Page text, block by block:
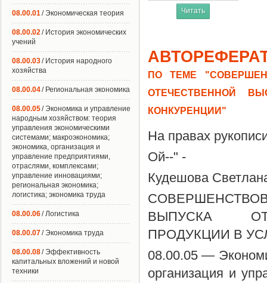
Читать
ПО ТЕМЕ
ОТЕЧЕСТВЕННОЙ
КОНКУРЕНЦИИ"
На правах
Ой--" -
Кудешова
ВЫПУСКА
ПРОДУКЦИИ В
08.00.05 —
организация и
08.00.01/ Экономическая теория
08.00.02/ История экономических
учений
08.00.03/ История народного
хозяйства
08.00.04/ Региональная экономика
08.00.05/ Экономика и управление
народным хозяйством: теория
управления экономическими
системами; макроэкономика;
экономика, организация и
управление предприятиями,
отраслями, комплексами;
управление инновациями;
региональная экономика;
логистика; экономика труда
08.00.06/ Логистика
08.00.07/ Экономика труда
08.00.08/ Эффективность
капитальных вложений и новой
техники